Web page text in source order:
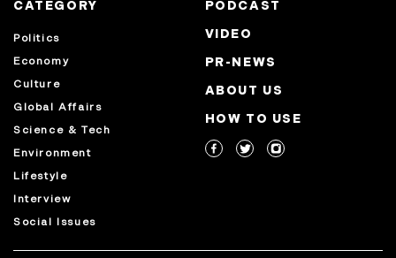
CATEGORY
Politics
Economy
Culture
Global Affairs
Science & Tech
Environment
Lifestyle
Interview
Social Issues
PODCAST
VIDEO
PR-NEWS
ABOUT US
HOW TO USE